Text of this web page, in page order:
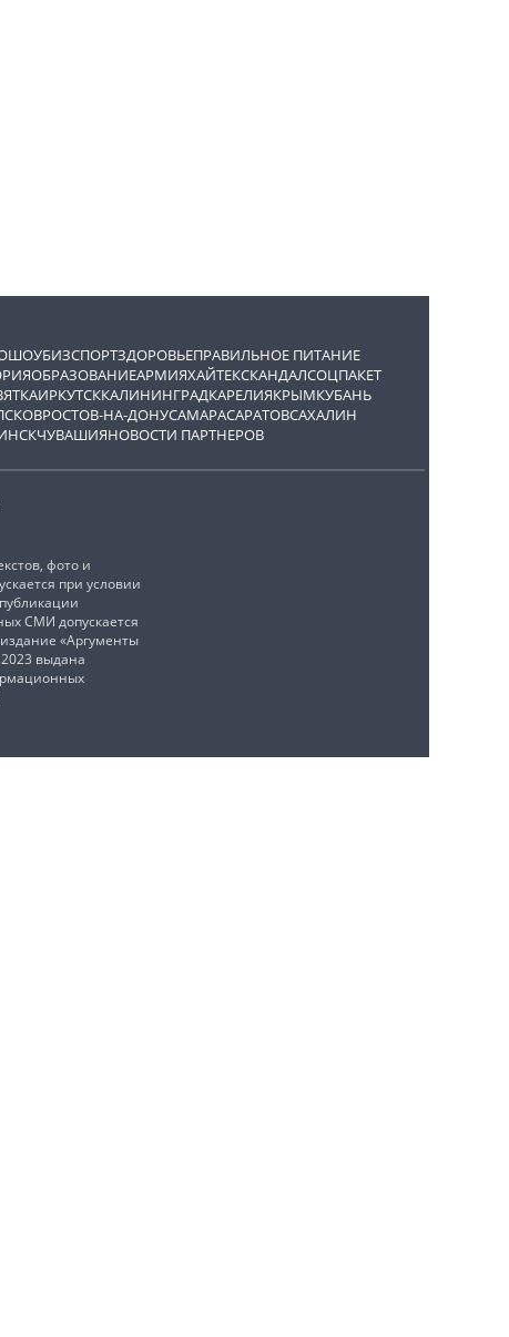
ШОУБИЗСПОРТЗДОРОВЬЕПРАВИЛЬНОЕ ПИТАНИЕ
ОБРАЗОВАНИЕАРМИЯХАЙТЕКСКАНДАЛСОЦПАКЕТ
ИРКУТСККАЛИНИНГРАДКАРЕЛИЯКРЫМКУБАНЬ
РОСТОВ-НА-ДОНУСАМАРАСАРАТОВСАХАЛИН
ЧУВАШИЯНОВОСТИ ПАРТНЕРОВ
фото и
при условии
СМИ допускается
«Аргументы
выдана